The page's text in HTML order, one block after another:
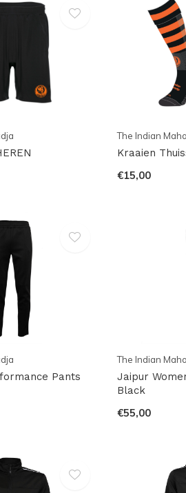
The Indian
Kraaien
€15,00
Pants
The Indian
Jaipur
Black
€55,00